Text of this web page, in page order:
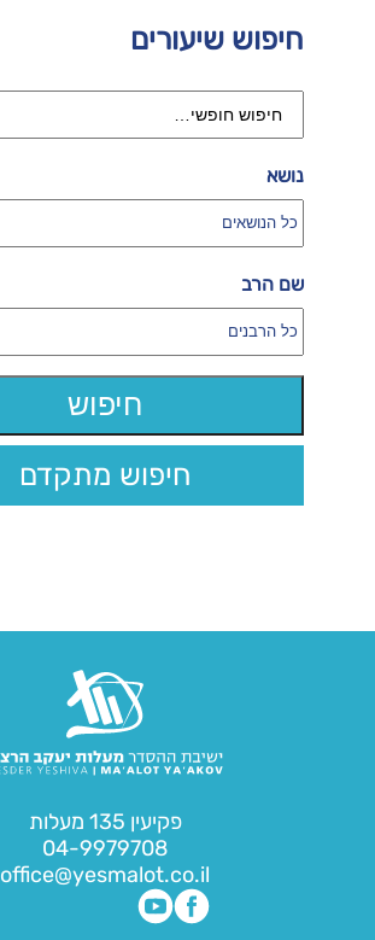
חיפוש שיעורים
נושא
שם הרב
חיפוש מתקדם
פקיעין 135 מעלות
04-9979708
office@yesmalot.co.il